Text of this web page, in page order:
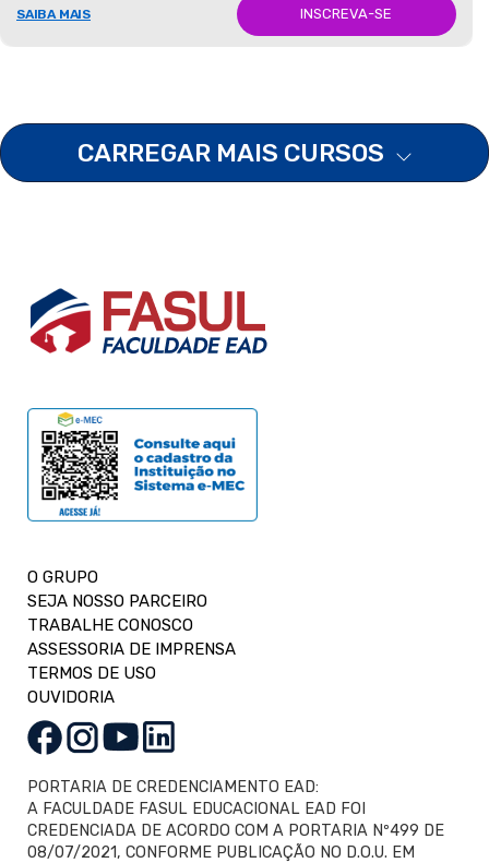
SAIBA MAIS INSCREVA-SE
CARREGAR MAIS CURSOS
O GRUPO
SEJA NOSSO PARCEIRO
TRABALHE CONOSCO
ASSESSORIA DE IMPRENSA
TERMOS DE USO
OUVIDORIA
PORTARIA DE CREDENCIAMENTO EAD:
A FACULDADE FASUL EDUCACIONAL EAD FOI
CREDENCIADA DE ACORDO COM A PORTARIA Nº499 DE
08/07/2021, CONFORME PUBLICAÇÃO NO D.O.U. EM